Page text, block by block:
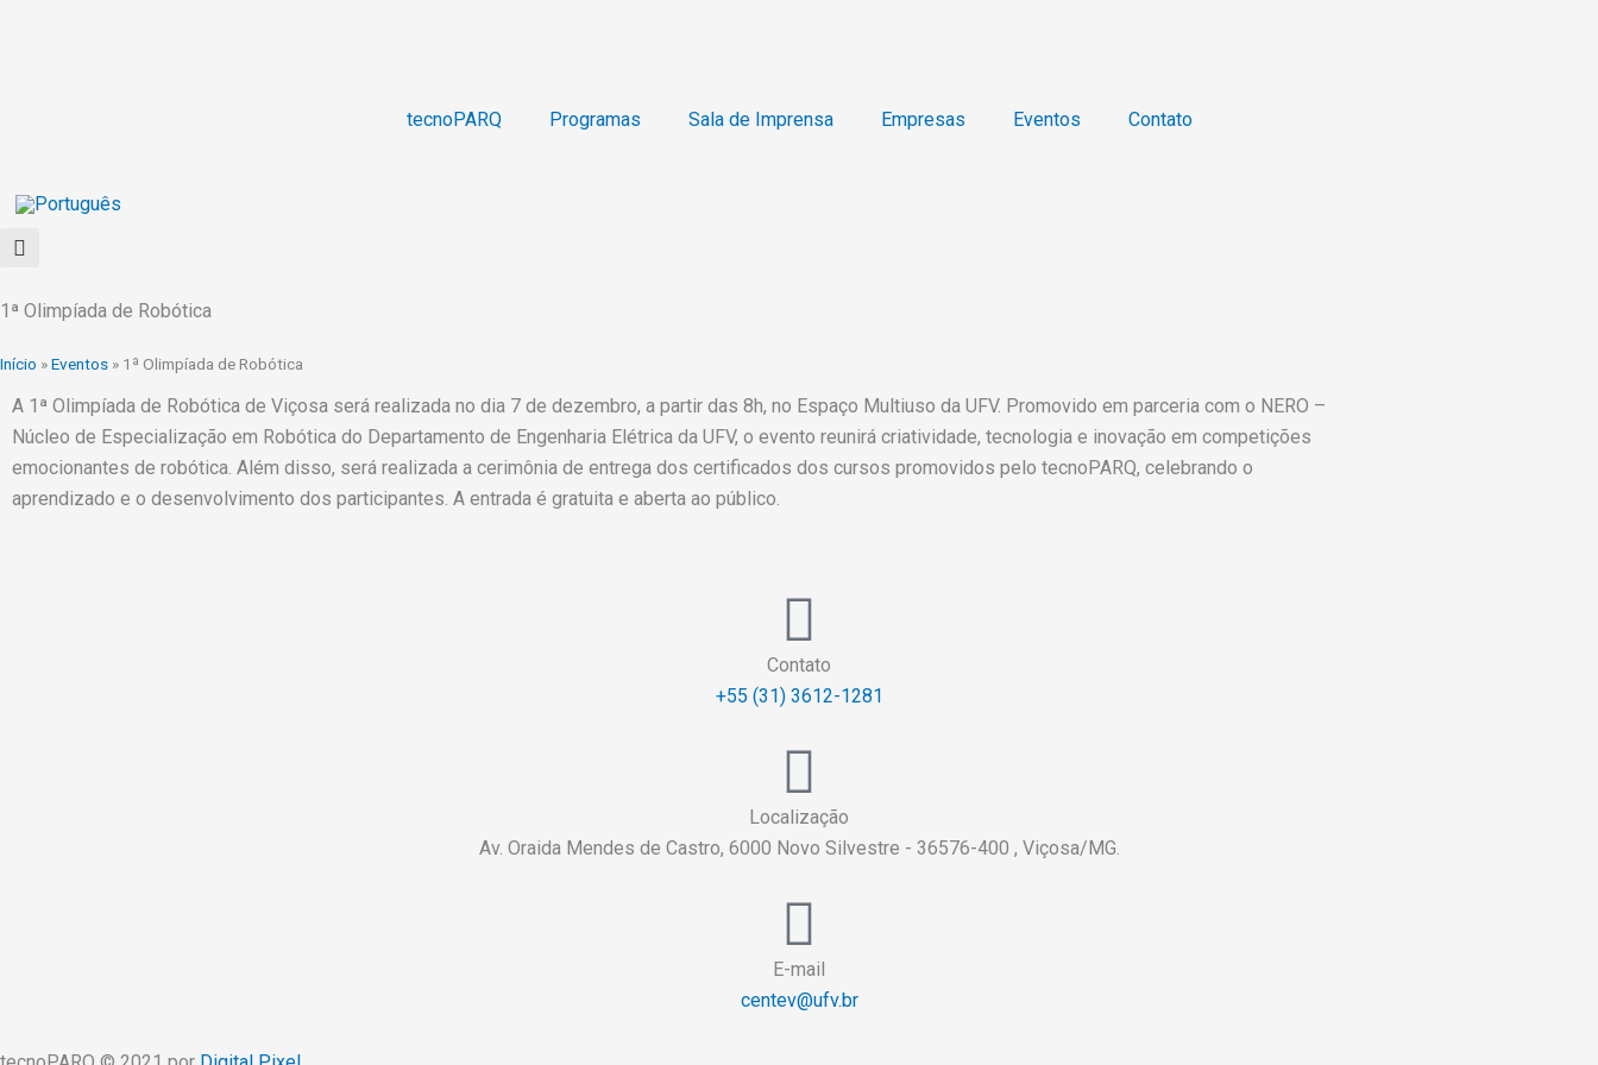
tecnoPARQ Programas Sala de Imprensa Empresas Eventos Contato
1ª Olimpíada de Robótica
Início »Eventos » 1ª Olimpíada de Robótica
A 1ª Olimpíada de Robótica de Viçosa será realizada no dia 7 de dezembro, a partir das 8h, no Espaço Multiuso da UFV. Promovido em parceria com o NERO –
Núcleo de Especialização em Robótica do Departamento de Engenharia Elétrica da UFV, o evento reunirá criatividade, tecnologia e inovação em competições
emocionantes de robótica. Além disso, será realizada a cerimônia de entrega dos certificados dos cursos promovidos pelo tecnoPARQ, celebrando o
aprendizado e o desenvolvimento dos participantes. A entrada é gratuita e aberta ao público.
Contato
+55 (31) 3612-1281
Localização
Av. Oraida Mendes de Castro, 6000 Novo Silvestre - 36576-400 , Viçosa/MG.
E-mail
centev@ufv.br